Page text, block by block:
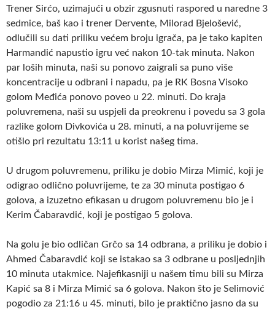
Trener Sirćo, uzimajući u obzir zgusnuti raspored u naredne 3
sedmice, baš kao i trener Dervente, Milorad Bjelošević,
odlučili su dati priliku većem broju igrača, pa je tako kapiten
Harmandić napustio igru već nakon 10-tak minuta. Nakon
par loših minuta, naši su ponovo zaigrali sa puno više
koncentracije u odbrani i napadu, pa je RK Bosna Visoko
golom Međića ponovo poveo u 22. minuti. Do kraja
poluvremena, naši su uspjeli da preokrenu i povedu sa 3 gola
razlike golom Divkovića u 28. minuti, a na poluvrijeme se
otišlo pri rezultatu 13:11 u korist našeg tima.
U drugom poluvremenu, priliku je dobio Mirza Mimić, koji je
odigrao odlično poluvrijeme, te za 30 minuta postigao 6
golova, a izuzetno efikasan u drugom poluvremenu bio je i
Kerim Čabaravdić, koji je postigao 5 golova.
Na golu je bio odličan Grčo sa 14 odbrana, a priliku je dobio i
Ahmed Čabaravdić koji se istakao sa 3 odbrane u posljednjih
10 minuta utakmice. Najefikasniji u našem timu bili su Mirza
Kapić sa 8 i Mirza Mimić sa 6 golova. Nakon što je Selimović
pogodio za 21:16 u 45. minuti, bilo je praktično jasno da su